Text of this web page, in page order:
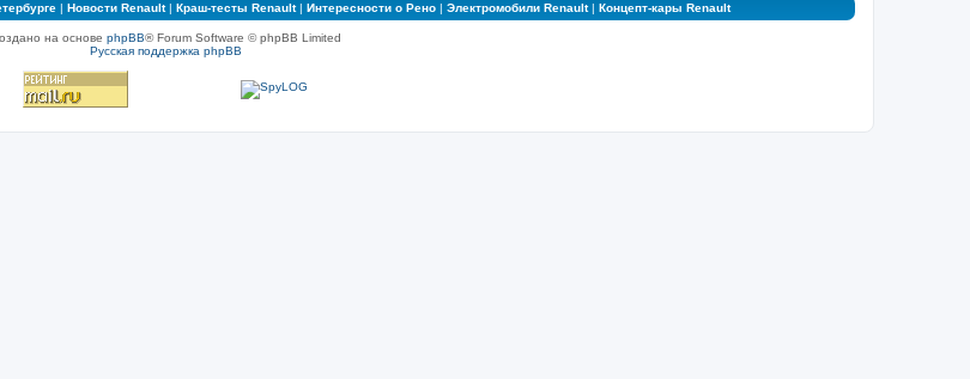
| Новости Renault| Краш-тесты Renault| Интересности о Рено| Электромобили Renault| Концепт-кары Renault
на основе phpBB® Forum Software © phpBB Limited
Русская поддержка phpBB